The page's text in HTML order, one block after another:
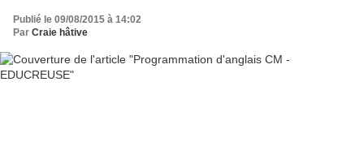
Publié le 09/08/2015 à 14:02
Par Craie hâtive